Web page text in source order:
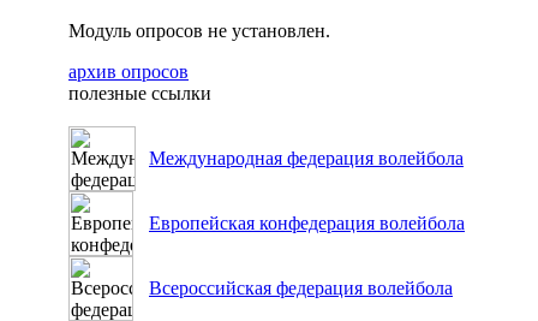
Модуль опросов не установлен.
архив опросов
полезные ссылки
Международная федерация волейбола
Европейская конфедерация волейбола
Всероссийская федерация волейбола